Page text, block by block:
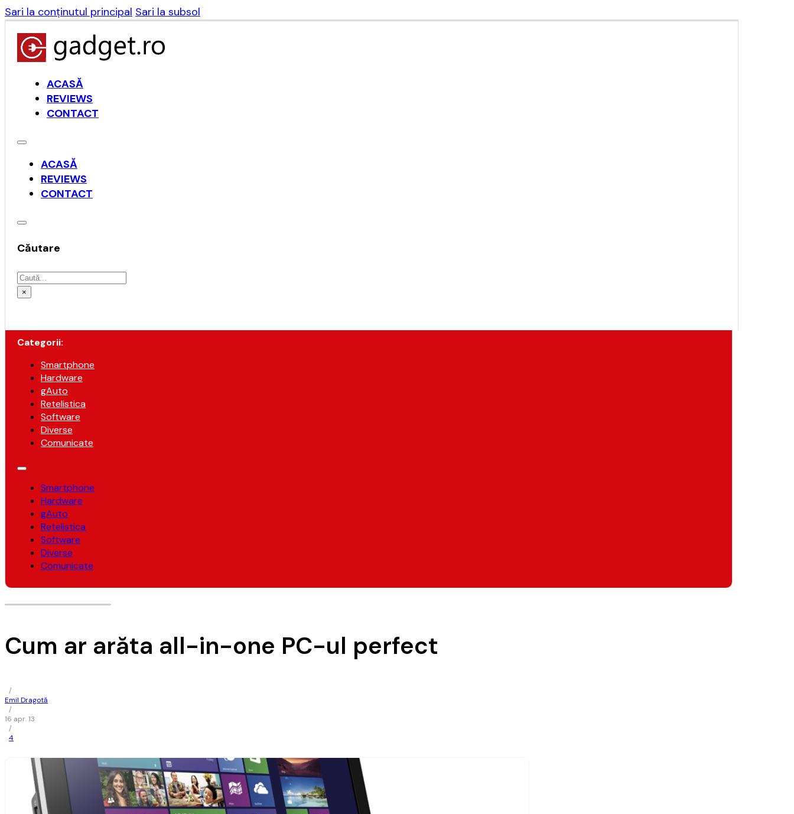
Sari la conținutul principal Sari la subsol
ACASĂ
REVIEWS
CONTACT
ACASĂ
REVIEWS
CONTACT
Căutare
Caută
×
Categorii:
Smartphone
Hardware
gAuto
Retelistica
Software
Diverse
Comunicate
Smartphone
Hardware
gAuto
Retelistica
Software
Diverse
Comunicate
Cum ar arăta all-in-one PC-ul perfect
/
Emil Dragotă
/
16 apr. 13
/
4